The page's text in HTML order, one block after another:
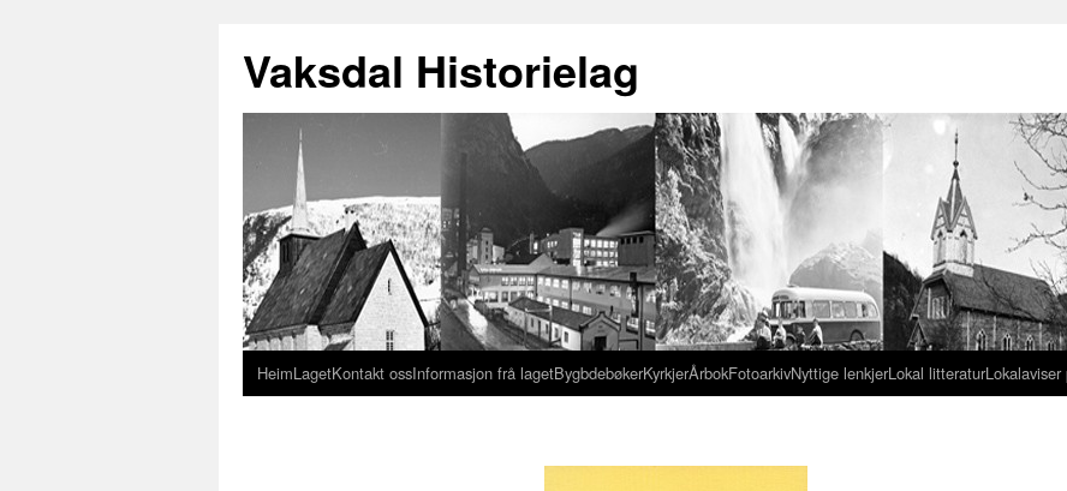
Vaksdal Historielag
HeimLagetKontakt ossInformasjon frå lagetBygbdebøkerKyrkjerÅrbokFotoarkivNyttige lenkjerLokal litteraturLokalaviser